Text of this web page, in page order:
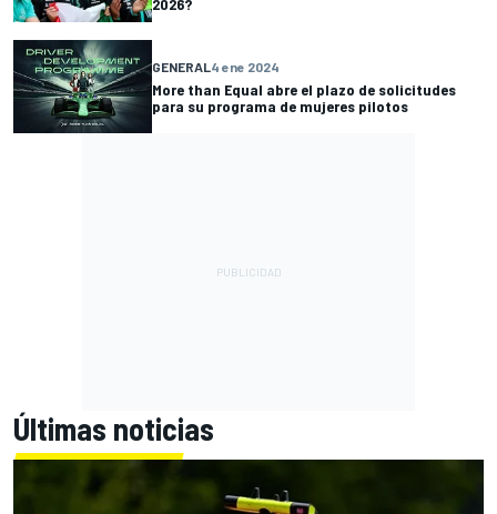
2026?
GENERAL4 ene 2024
More than Equal abre el plazo de solicitudes
para su programa de mujeres pilotos
Últimas noticias